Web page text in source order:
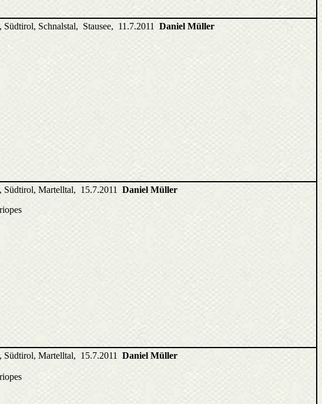
Schnalstal, Stausee, 11.7.2011 Daniel Müller
Südtirol, Martelltal, 15.7.2011 Daniel Müller
Südtirol, Martelltal, 15.7.2011 Daniel Müller